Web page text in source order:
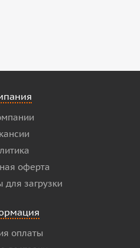
оферта
загрузки
оплаты